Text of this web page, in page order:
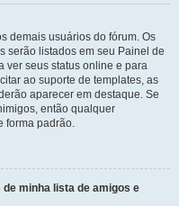
demais usuários do fórum. Os
serão listados em seu Painel de
ver seus status online e para
ao suporte de templates, as
aparecer em destaque. Se
então qualquer
forma padrão.
minha lista de amigos e